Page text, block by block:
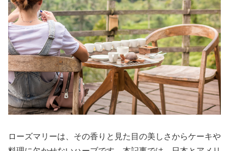
ローズマリーは、その香りと見た目の美しさからケーキや